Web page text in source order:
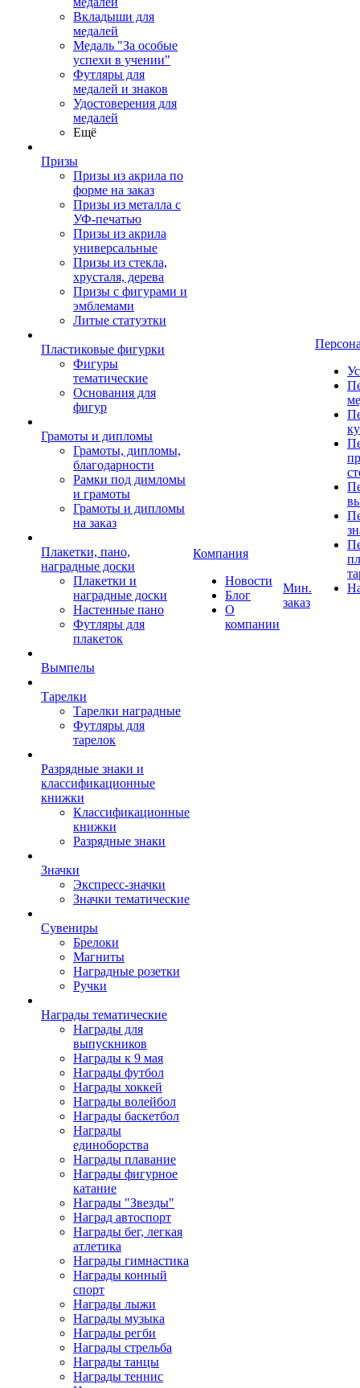
Вкладыши для
медалей
Медаль "За особые
успехи в учении"
Футляры для
медалей и знаков
Удостоверения для
медалей
Ещё
Призы
Призы из акрила по
форме на заказ
Призы из металла с
УФ-печатью
Призы из акрила
универсальные
Призы из стекла,
хрусталя, дерева
Призы с фигурами и
эмблемами
Литые статуэтки
Пластиковые фигурки
Фигуры
тематические
Основания для
фигур
Грамоты и дипломы
Грамоты, дипломы,
благодарности
Рамки под димломы
и грамоты
Грамоты и дипломы
на заказ
Плакетки, пано,
наградные доски
Плакетки и
наградные доски
Настенные пано
Футляры для
плакеток
Вымпелы
Тарелки
Тарелки наградные
Футляры для
тарелок
Разрядные знаки и
классификационные
книжки
Классификационные
книжки
Разрядные знаки
Значки
Экспресс-значки
Значки тематические
Сувениры
Брелоки
Магниты
Наградные розетки
Ручки
Награды тематические
Награды для
выпускников
Награды к 9 мая
Награды футбол
Награды хоккей
Награды волейбол
Награды баскетбол
Награды
единоборства
Награды плавание
Награды фигурное
катание
Награды "Звезды"
Наград автоспорт
Награды бег, легкая
атлетика
Награды гимнастика
Награды конный
спорт
Награды лыжи
Награды музыка
Награды регби
Награды стрельба
Награды танцы
Награды теннис
Компания
Новости
Блог
О
компании
Мин.
заказ